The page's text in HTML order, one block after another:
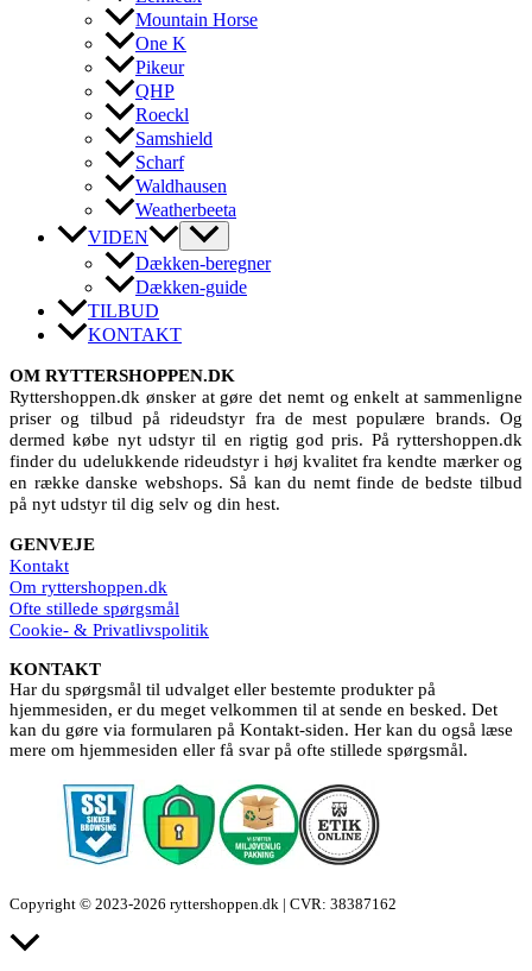
Mountain Horse
One K
Pikeur
QHP
Roeckl
Samshield
Scharf
Waldhausen
Weatherbeeta
VIDEN
Dækken-beregner
Dækken-guide
TILBUD
KONTAKT
OM RYTTERSHOPPEN.DK
Ryttershoppen.dk ønsker at gøre det nemt og enkelt at sammenligne
priser og tilbud på rideudstyr fra de mest populære brands. Og
dermed købe nyt udstyr til en rigtig god pris. På ryttershoppen.dk
finder du udelukkende rideudstyr i høj kvalitet fra kendte mærker og
en række danske webshops. Så kan du nemt finde de bedste tilbud
på nyt udstyr til dig selv og din hest.
GENVEJE
Kontakt
Om ryttershoppen.dk
Ofte stillede spørgsmål
Cookie- & Privatlivspolitik
KONTAKT
Har du spørgsmål til udvalget eller bestemte produkter på
hjemmesiden, er du meget velkommen til at sende en besked. Det
kan du gøre via formularen på Kontakt-siden. Her kan du også læse
mere om hjemmesiden eller få svar på ofte stillede spørgsmål.
Copyright © 2023-2026 ryttershoppen.dk | CVR: 38387162